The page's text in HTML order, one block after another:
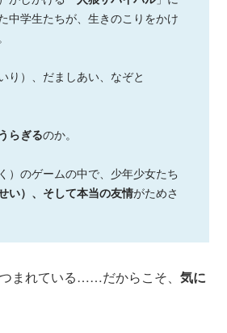
中学生たちが、生きのこりをかけ
り）、だましあい、なぞと
うらぎるのか。
）のゲームの中で、少年少女たち
い）、そして本当の友情がためさ
まれている……だからこそ、気に